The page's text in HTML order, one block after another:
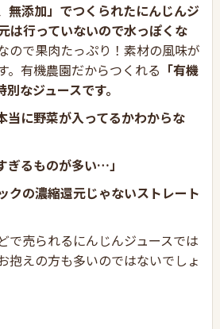
無添加」でつくられたにんじんジ
は行っていないので水っぽくな
ので果肉たっぷり！素材の風味が
。有機農園だからつくれる 「有機
なジュースです。
当に野菜が入ってるかわからな
ぎるものが多い…」
クの濃縮還元じゃないストレート
で売られるにんじんジュースでは
抱えの方も多いのではないでしょ